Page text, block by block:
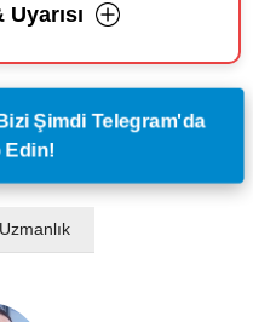
Şimdi Telegram'da
Edin!